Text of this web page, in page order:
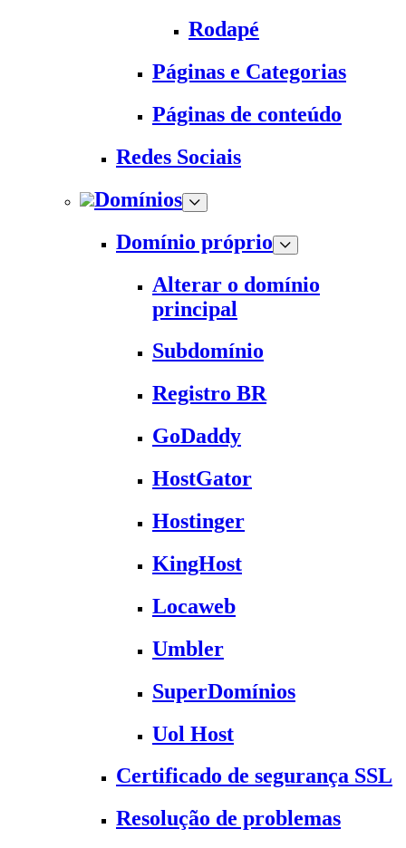
Rodapé
Páginas e Categorias
Páginas de conteúdo
Redes Sociais
Domínios
Domínio próprio
Alterar o domínio
principal
Subdomínio
Registro BR
GoDaddy
HostGator
Hostinger
KingHost
Locaweb
Umbler
SuperDomínios
Uol Host
Certificado de segurança SSL
Resolução de problemas